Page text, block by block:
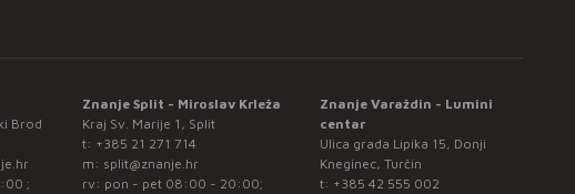
Brod
;
Znanje Split - Miroslav Krleža
Kraj Sv. Marije 1, Split
t: +385 21 271 714
m: split@znanje.hr
rv: pon - pet 08:00 - 20:00;
Znanje Varaždin - Lumini
centar
Ulica grada Lipika 15, Donji
Kneginec, Turčin
t: +385 42 555 002